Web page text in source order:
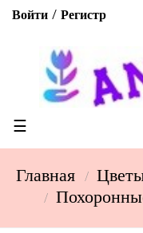
Войти Регистр
Toggle
☰
Главная